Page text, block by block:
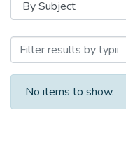
Browsing
No items to show.